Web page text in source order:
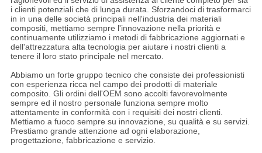
i clienti potenziali che di lunga durata. Sforzandoci di trasformarci
in in una delle società principali nell'industria dei materiali
compositi, mettiamo sempre l'innovazione nella priorità e
continuamente utilizziamo i metodi di fabbricazione aggiornati e
dell'attrezzatura alta tecnologia per aiutare i nostri clienti a
tenere il loro stato principale nel mercato.
Abbiamo un forte gruppo tecnico che consiste dei professionisti
con esperienza ricca nel campo dei prodotti di materiale
composito. Gli ordini dell'OEM sono accolti favorevolmente
sempre ed il nostro personale funziona sempre molto
attentamente in conformità con i requisiti dei nostri clienti.
Mettiamo a fuoco sempre su innovazione, su qualità e su servizi.
Prestiamo grande attenzione ad ogni elaborazione,
progettazione, fabbricazione e servizio.